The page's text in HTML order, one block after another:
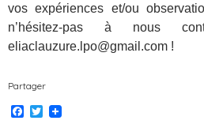
vos expériences et/ou
n’hésitez-pas à nous
eliaclauzure.lpo@gmail.com !
Partager
F
T